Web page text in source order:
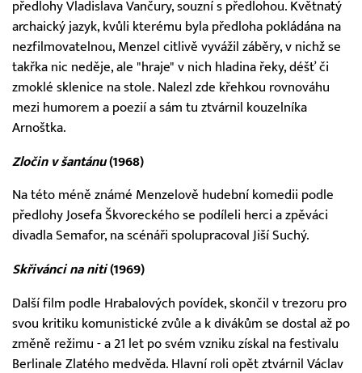
předlohy Vladislava Vančury, souzní s předlohou. Květnatý
archaický jazyk, kvůli kterému byla předloha pokládána na
nezfilmovatelnou, Menzel citlivě vyvážil záběry, v nichž se
takřka nic neděje, ale "hraje" v nich hladina řeky, déšť či
zmoklé sklenice na stole. Nalezl zde křehkou rovnováhu
mezi humorem a poezií a sám tu ztvárnil kouzelníka
Arnoštka.
Zločin v šantánu(1968)
Na této méně známé Menzelově hudební komedii podle
předlohy Josefa Škvoreckého se podíleli herci a zpěváci
divadla Semafor, na scénáři spolupracoval Jiší Suchý.
Skřivánci na niti(1969)
Další film podle Hrabalových povídek, skončil v trezoru pro
svou kritiku komunistické zvůle a k divákům se dostal až po
změně režimu - a 21 let po svém vzniku získal na festivalu
Berlinale Zlatého medvěda. Hlavní roli opět ztvárnil Václav